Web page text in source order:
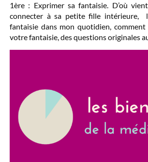
1ère : Exprimer sa fantaisie. D’où
connecter à sa petite fille intérieure,
fantaisie dans mon quotidien,
votre fantaisie, des questions originales